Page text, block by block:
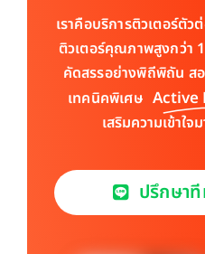
เราคือบริการติวเตอร์ตั
ติวเตอร์คุณภาพสูงกว่า
คัดสรรอย่างพิถีพิถัน ส
เทคนิคพิเศษ Active
เสริมความเข้าใจ
ปรึกษา